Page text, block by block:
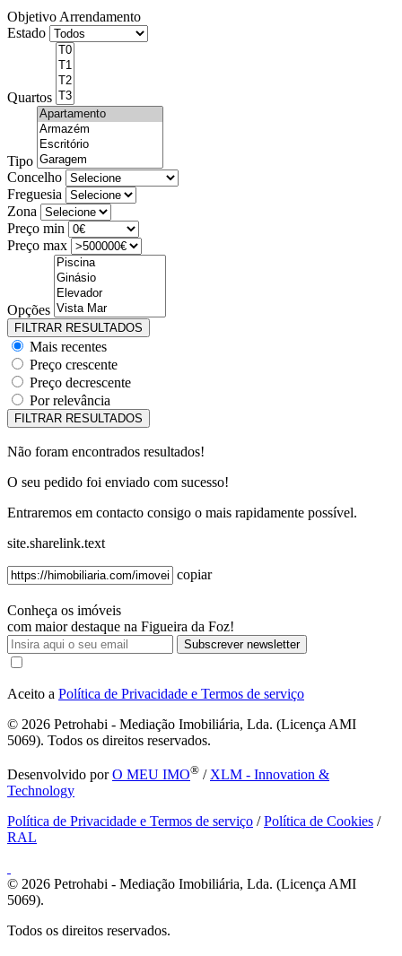
Objetivo Arrendamento
Estado
Quartos
Tipo
Concelho
Freguesia
Zona
Preço min
Preço max
Opções
Mais recentes
Preço crescente
Preço decrescente
Por relevância
Não foram encontrados resultados!
O seu pedido foi enviado com sucesso!
Entraremos em contacto consigo o mais rapidamente possível.
site.sharelink.text
copiar
Conheça os imóveis
com maior destaque na Figueira da Foz!
Subscrever newsletter
Aceito a Política de Privacidade e Termos de serviço
© 2026 Petrohabi - Mediação Imobiliária, Lda. (Licença AMI
5069). Todos os direitos reservados.
Desenvolvido porO MEU IMO® / XLM - Innovation &
Technology
Política de Privacidade e Termos de serviço /Política de Cookies /
RAL
© 2026 Petrohabi - Mediação Imobiliária, Lda. (Licença AMI
5069).
Todos os direitos reservados.